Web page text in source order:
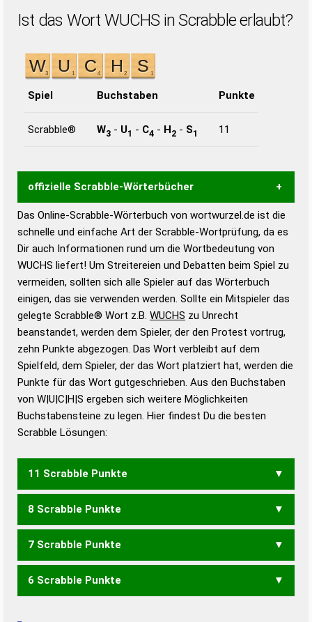
Ist das Wort WUCHS in Scrabble erlaubt?
Spiel Buchstaben Punkte
Scrabble® W3 - U1 - C4 - H2 - S1 11
offizielle Scrabble-Wörterbücher
Wortwurzel liefert mit Hilfe eines semantischen
Wortanalyse-Algorithmus gute Anhaltspunkte zu
Wortbedeutung, Worttrennung und Wortform, um die
Gültigkeit eines Wortes für das Scrabble-Spiel zu
bestimmen!
zugelassene Turnier Scrabble-
Wörterbücher sind:
Duden – Standardwerk in 12 Bänden
Duden – Richtiges und gutes
Deutsch
Duden – Die deutsche Grammatik
Duden – Deutsches
Das Online-Scrabble-Wörterbuch von wortwurzel.de ist die
schnelle und einfache Art der Scrabble-Wortprüfung, da es
Dir auch Informationen rund um die Wortbedeutung von
WUCHS liefert! Um Streitereien und Debatten beim Spiel zu
vermeiden, sollten sich alle Spieler auf das Wörterbuch
einigen, das sie verwenden werden. Sollte ein Mitspieler das
gelegte Scrabble® Wort z.B. WUCHS zu Unrecht
beanstandet, werden dem Spieler, der den Protest vortrug,
zehn Punkte abgezogen. Das Wort verbleibt auf dem
Spielfeld, dem Spieler, der das Wort platziert hat, werden die
Punkte für das Wort gutgeschrieben. Aus den Buchstaben
von W|U|C|H|S ergeben sich weitere Möglichkeiten
Buchstabensteine zu legen. Hier findest Du die besten
Scrabble Lösungen:
11 Scrabble Punkte
WUSCH
8 Scrabble Punkte
WCS SUCH
7 Scrabble Punkte
SCH
6 Scrabble Punkte